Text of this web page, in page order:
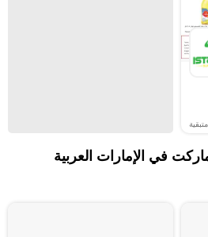
في الإمارات العربية